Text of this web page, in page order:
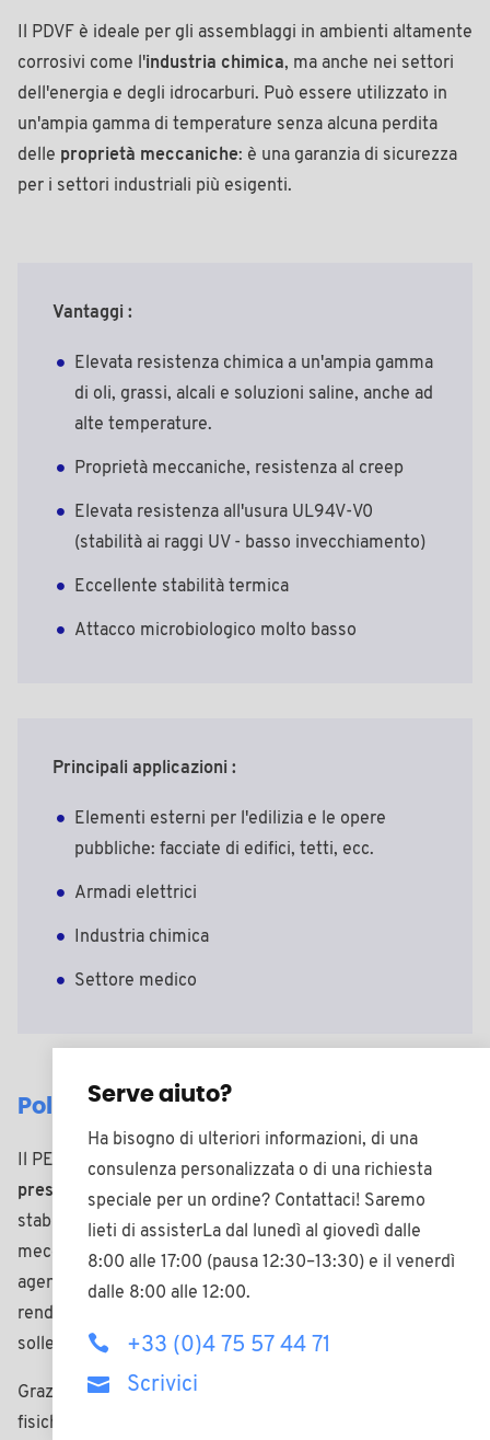
Il PDVF è ideale per gli assemblaggi in ambienti altamente
corrosivi come l'industria chimica, ma anche nei settori
dell'energia e degli idrocarburi. Può essere utilizzato in
un'ampia gamma di temperature senza alcuna perdita
delle proprietà meccaniche: è una garanzia di sicurezza
per i settori industriali più esigenti.
Vantaggi :
Elevata resistenza chimica a un'ampia gamma
di oli, grassi, alcali e soluzioni saline, anche ad
alte temperature.
Proprietà meccaniche, resistenza al creep
Elevata resistenza all'usura UL94V-V0
(stabilità ai raggi UV - basso invecchiamento)
Eccellente stabilità termica
Attacco microbiologico molto basso
Principali applicazioni :
Elementi esterni per l'edilizia e le opere
pubbliche: facciate di edifici, tetti, ecc.
Armadi elettrici
Industria chimica
Settore medico
Polietereterchetone - PEEK
Il PEEK è un
termoplastico semicristallino ad alte
prestazioni
, riconosciuto per la combinazione di rigidità,
stabilità dimensionale ed eccellente resistenza
meccanica. La suaeccezionale resistenzaall’usura, agli
agenti chimici e a temperature continue fino a 260°C lo
rende un materiale ideale per ambienti severi in cui le
sollecitazioni sono multiple.
Grazie alla suadurabilità
fisiche, il PEEK è spesso impiegato come
Serve aiuto?
Ha bisogno di ulteriori informazioni, di una
consulenza personalizzata o di una richiesta
speciale per un ordine? Contattaci! Saremo
lieti di assisterLa dal lunedì al giovedì dalle
8:00 alle 17:00 (pausa 12:30–13:30) e il venerdì
dalle 8:00 alle 12:00.
+33 (0)4 75 57 44 71
Scrivici